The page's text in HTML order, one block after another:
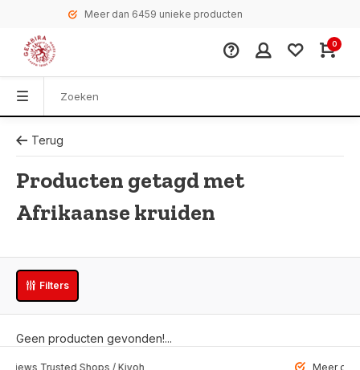
Meer dan 6459 unieke producten
0
Terug
Producten getagd met
Afrikaanse kruiden
Filters
Geen producten gevonden!...
Shops / Kiyoh Meer dan 6459